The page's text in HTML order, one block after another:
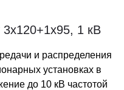
1 кВ
и распределения
установках в
до 10 кВ частотой